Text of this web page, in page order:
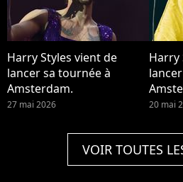
Harry Styles vient de
lancer sa tournée à
Amsterdam.
27 mai 2026
Harry
20 mai
VOIR TOUTES